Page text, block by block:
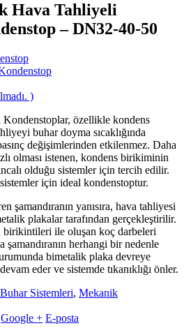
Hava Tahliyeli
– DN32-40-50
)
Kondenstoplar, özellikle kondens
buhar doyma sıcaklığında
değişimlerinden etkilenmez. Daha
olması istenen, kondens birikiminin
olduğu sistemler için tercih edilir.
için ideal kondenstoptur.
şamandıranın yanısıra, hava tahliyesi
plakalar tarafından gerçekleştirilir.
birikintileri ile oluşan koç darbeleri
şamandıranın herhangi bir nedenle
bimetalik plaka devreye
eder ve sistemde tıkanıklığı önler.
Sistemleri, Mekanik
Google + E-posta